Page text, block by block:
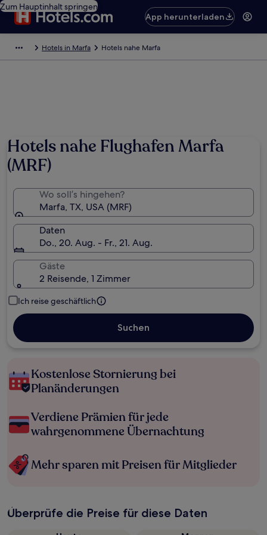
Zum Hauptinhalt springen
App herunterladen
Hotels in Marfa Hotels nahe Marfa
Hotels nahe Flughafen Marfa
(MRF)
Wo soll’s hingehen?
Marfa, TX, USA (MRF)
Daten
Do., 20. Aug. - Fr., 21. Aug.
Gäste
2 Reisende, 1 Zimmer
Ich reise geschäftlich
Suchen
Kostenlose Stornierung bei
Planänderungen
Verdiene Prämien für jede
wahrgenommene Übernachtung
Mehr sparen mit Preisen für Mitglieder
Überprüfe die Preise für diese Daten